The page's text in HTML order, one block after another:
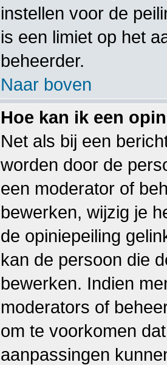
instellen voor de
is een limiet op het
beheerder.
Naar boven
Hoe kan ik een
Net als bij een
worden door de
een moderator of
bewerken, wijzig je
de opiniepeiling
kan de persoon die
bewerken. Indien
moderators of
om te voorkomen
aanpassingen